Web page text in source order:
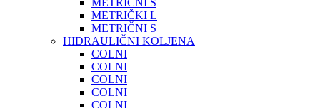
METRIČNI S
METRIČKI L
METRIČNI S
HIDRAULIČNI KOLJENA
COLNI
COLNI
COLNI
COLNI
COLNI